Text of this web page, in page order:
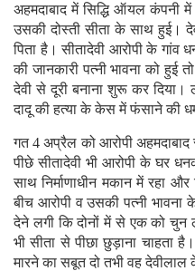
अहमदाबाद में सिद्धि ऑयल कंपनी
उसकी दोस्ती सीता के साथ हुई।
पिता है। सीतादेवी आरोपी के गांव
की जानकारी पत्नी भावना को हुई
देवी से दूरी बनाना शुरू कर
दादू की हत्या के केस में फंसाने की
गत 4 अप्रैल को आरोपी
पीछे सीतादेवी भी आरोपी के घर
साथ निर्माणाधीन मकान में रहा
बीच आरोपी व उसकी पत्नी
देने लगी कि दोनों में से एक को चुन
भी सीता से पीछा छुड़ाना चाहता
मारने का सबूत दो तभी वह देवीलाल